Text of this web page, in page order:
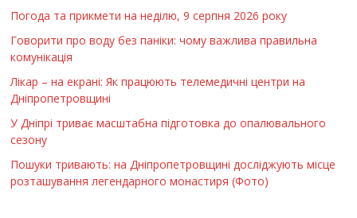
Погода та прикмети на неділю, 9 серпня 2026 року
Говорити про воду без паніки: чому важлива правильна
комунікація
Лікар – на екрані: Як працюють телемедичні центри на
Дніпропетровщині
У Дніпрі триває масштабна підготовка до опалювального
сезону
Пошуки тривають: на Дніпропетровщині досліджують місце
розташування легендарного монастиря (Фото)